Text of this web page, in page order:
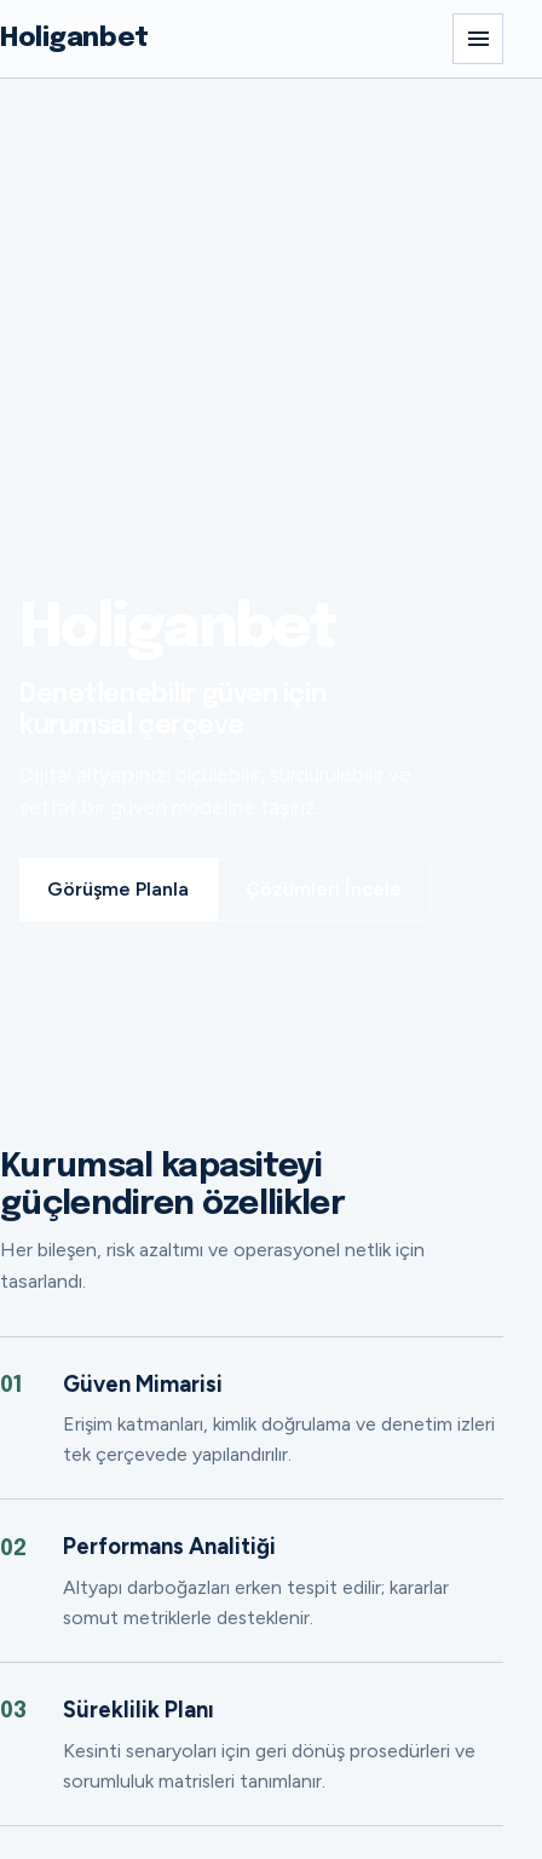
Holiganbet
Görüşme Planla
Kurumsal kapasiteyi
güçlendiren özellikler
Her bileşen, risk azaltımı ve operasyonel netlik için
tasarlandı.
01 Güven Mimarisi
Erişim katmanları, kimlik doğrulama ve denetim izleri
tek çerçevede yapılandırılır.
02 Performans Analitiği
Altyapı darboğazları erken tespit edilir; kararlar
somut metriklerle desteklenir.
03 Süreklilik Planı
Kesinti senaryoları için geri dönüş prosedürleri ve
sorumluluk matrisleri tanımlanır.